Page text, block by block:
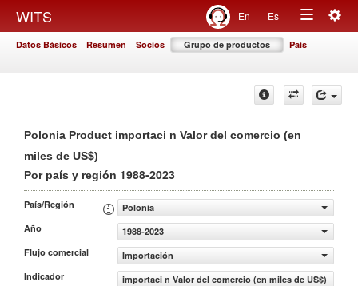
WITS En Es
Toggle
Datos Básicos Resumen Socios Grupo de productos País
Polonia Product importaci n Valor del comercio (en
miles de US$)
Por país y región 1988-2023
País/Región
Polonia
Año
1988-2023
Flujo comercial
Importación
Indicador
importaci n Valor del comercio (en miles de US$)